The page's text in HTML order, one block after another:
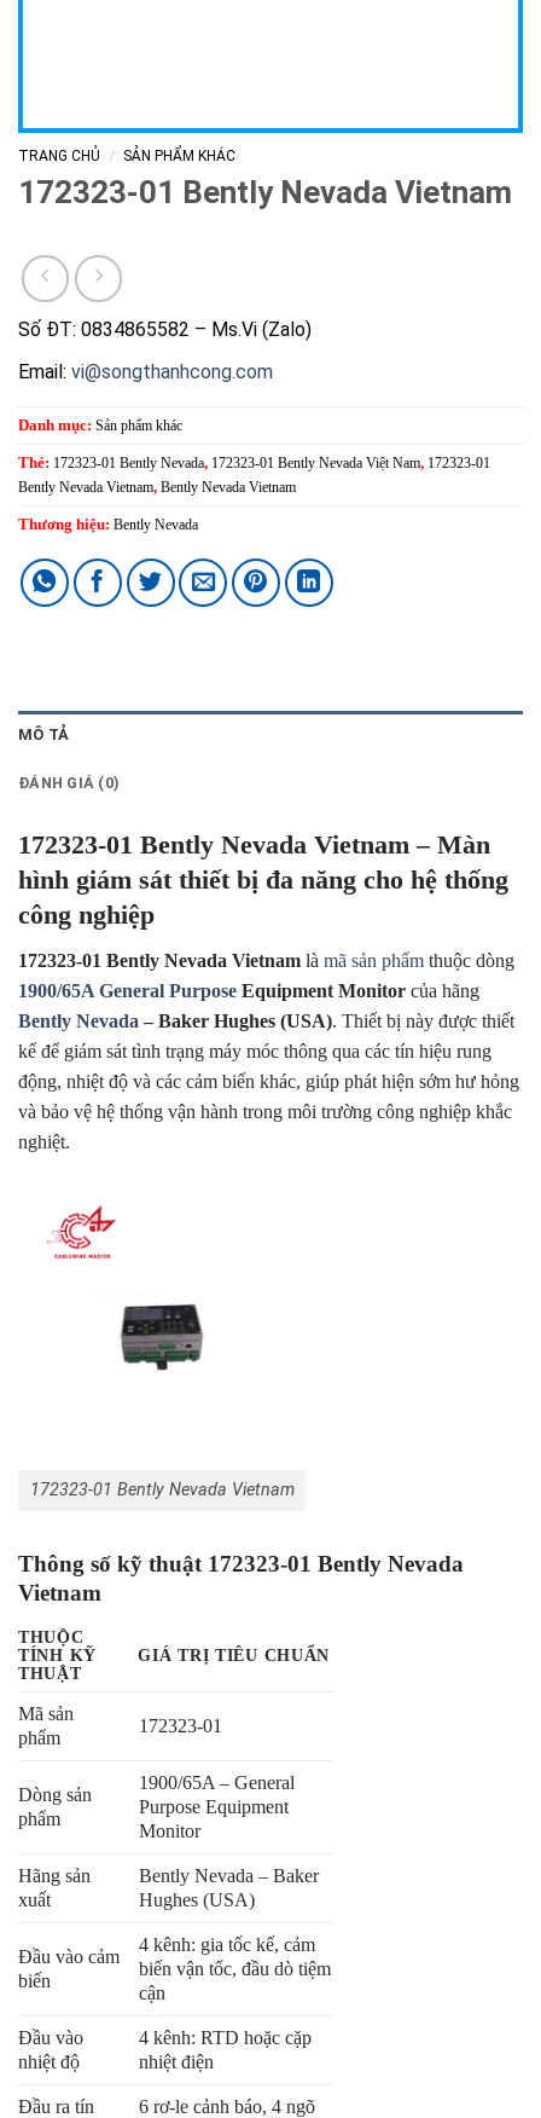
TRANG CHỦ / SẢN PHẨM KHÁC
172323-01 Bently Nevada Vietnam
Số ĐT: 0834865582 – Ms.Vi (Zalo)
Email: vi@songthanhcong.com
Danh mục: Sản phẩm khác
Thẻ: 172323-01 Bently Nevada, 172323-01 Bently Nevada Việt Nam, 172323-01
Bently Nevada Vietnam, Bently Nevada Vietnam
Thương hiệu: Bently Nevada
MÔ TẢ
ĐÁNH GIÁ (0)
172323-01 Bently Nevada Vietnam – Màn
hình giám sát thiết bị đa năng cho hệ thống
công nghiệp
172323-01 Bently Nevada Vietnam là mã sản phẩm thuộc dòng
1900/65A General Purpose Equipment Monitor của hãng
Bently Nevada – Baker Hughes (USA). Thiết bị này được thiết
kế để giám sát tình trạng máy móc thông qua các tín hiệu rung
động, nhiệt độ và các cảm biến khác, giúp phát hiện sớm hư hỏng
và bảo vệ hệ thống vận hành trong môi trường công nghiệp khắc
nghiệt.
172323-01 Bently Nevada Vietnam
Thông số kỹ thuật 172323-01 Bently Nevada
Vietnam
THUỘC
TÍNH KỸ
THUẬT
GIÁ TRỊ TIÊU CHUẨN
Mã sản
phẩm
172323-01
Dòng sản
phẩm
1900/65A – General
Purpose Equipment
Monitor
Hãng sản
xuất
Bently Nevada – Baker
Hughes (USA)
Đầu vào cảm
biến
4 kênh: gia tốc kế, cảm
biến vận tốc, đầu dò tiệm
cận
Đầu vào
nhiệt độ
4 kênh: RTD hoặc cặp
nhiệt điện
Đầu ra tín
6 rơ-le cảnh báo, 4 ngõ